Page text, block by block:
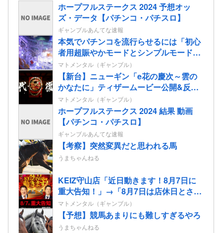
ホープフルステークス 2024 予想オッ
ズ・データ【パチンコ・パチスロ】
ギャンブルあんてな速報
本気でパチンコを流行らせるには「初心
者用超賑やかモードとシンプルモード搭
載」「コテスタフェアスタなんでもいい
からボーダー3維持」この2つだけでいい
と思う
マトメンタル（ギャンブル）
【新台】ニューギン「e花の慶次～雲の
かなたに」ティザームービー公開&反応
まとめ！休眠層ユーザーからパチンコ復
帰の声も！
マトメンタル（ギャンブル）
ホープフルステークス 2024 結果 動画
【パチンコ・パチスロ】
ギャンブルあんてな速報
【考察】突然変異だと思われる馬
うまちゃんねる
KEIZ守山店「近日動きます！8月7日に
重大告知！」→「8月7日は店休日とさせ
て頂きます」
マトメンタル（ギャンブル）
【予想】競馬あまりにも難しすぎるやろ
うまちゃんねる